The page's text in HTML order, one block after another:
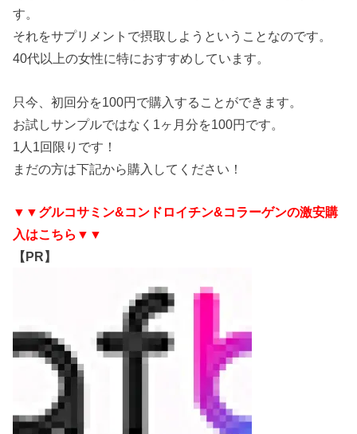
す。
それをサプリメントで摂取しようということなのです。
40代以上の女性に特におすすめしています。
只今、初回分を100円で購入することができます。
お試しサンプルではなく1ヶ月分を100円です。
1人1回限りです！
まだの方は下記から購入してください！
▼▼グルコサミン&コンドロイチン&コラーゲンの激安購
入はこちら▼▼
【PR】